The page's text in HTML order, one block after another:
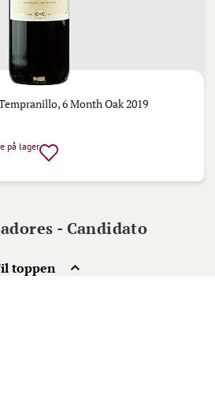
6 Month Oak 2019
på lager
toppen
- Candidato